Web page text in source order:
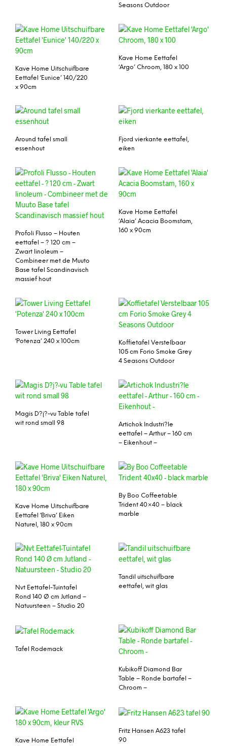
Seasons Outdoor
Kave Home Uitschuifbare
Eettafel ‘Eunice’ 140/220
x 90cm
Kave Home Eettafel
‘Argo’ Chroom, 180 x 100
Around tafel small
essenhout
Fjord vierkante eettafel,
eiken
Profoli Flusso – Houten
eettafel – ? 120 cm –
Zwart linoleum –
Combineer met de Muuto
Base tafel Scandinavisch
massief hout
Kave Home Eettafel
‘Alaia’ Acacia Boomstam,
160 x 90cm
Tower Living Eettafel
‘Potenza’ 240 x 100cm
Koffietafel Verstelbaar
105 cm Forio Smoke Grey
4 Seasons Outdoor
Magis D?j?-vu Table tafel
wit rond small 98
Artichok Industri?le
eettafel – Arthur – 160 cm
– Eikenhout –
Kave Home Uitschuifbare
Eettafel ‘Briva’ Eiken
Naturel, 180 x 90cm
By Boo Coffeetable
Trident 40×40 – black
marble
Nvt Eettafel-Tuintafel
Rond 140 Ø cm Jutland –
Natuursteen – Studio 20
Tandil uitschuifbare
eettafel, wit glas
Tafel Rodemack
Kubikoff Diamond Bar
Table – Ronde bartafel –
Chroom –
Kave Home Eettafel
Fritz Hansen A623 tafel
90